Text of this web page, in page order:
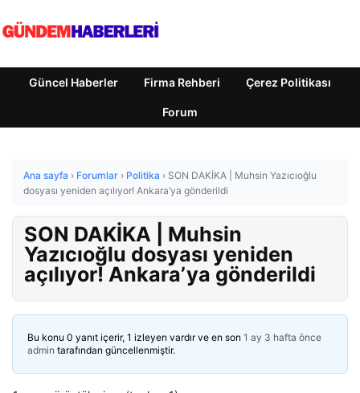
Güncel Haberler Firma Rehberi Çerez Politikası
Forum
Ana sayfa › Forumlar › Politika › SON DAKİKA | Muhsin Yazıcıoğlu
dosyası yeniden açılıyor! Ankara’ya gönderildi
SON DAKİKA | Muhsin
Yazıcıoğlu dosyası yeniden
açılıyor! Ankara’ya gönderildi
Bu konu 0 yanıt içerir, 1 izleyen vardır ve en son 1 ay 3 hafta önce
admin tarafından güncellenmiştir.